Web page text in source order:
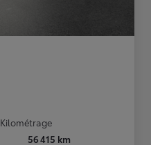
Kilométrage
56 415 km